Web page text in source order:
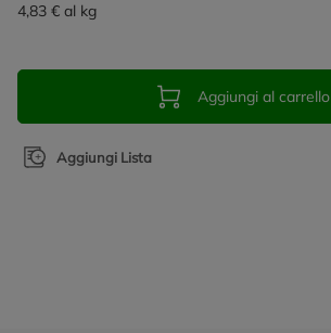
4,83 € al kg
Aggiungi al carrello
Aggiungi Lista